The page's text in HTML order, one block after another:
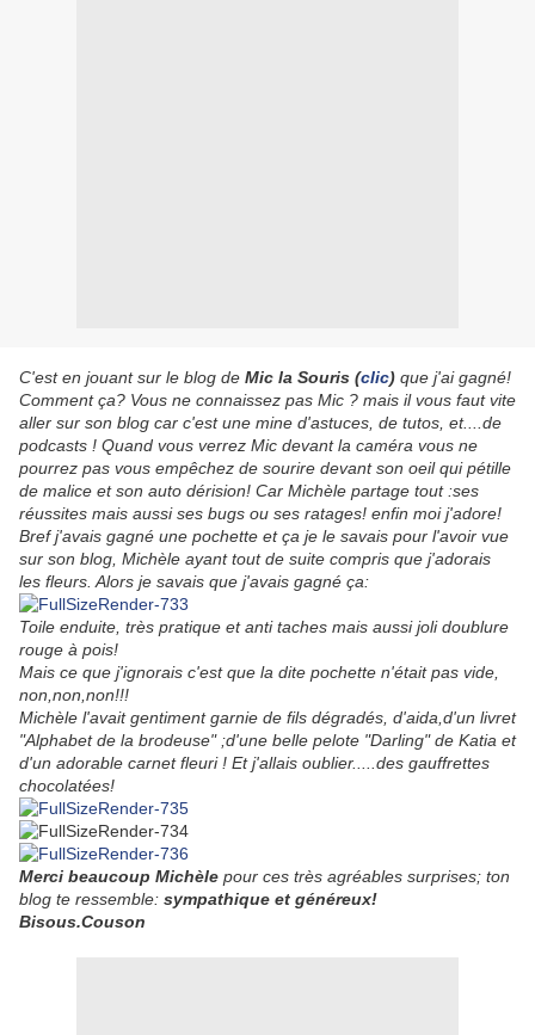
C'est en jouant sur le blog de Mic la Souris (clic) que j'ai gagné!
Comment ça? Vous ne connaissez pas Mic ? mais il vous faut vite
aller sur son blog car c'est une mine d'astuces, de tutos, et....de
podcasts ! Quand vous verrez Mic devant la caméra vous ne
pourrez pas vous empêchez de sourire devant son oeil qui pétille
de malice et son auto dérision! Car Michèle partage tout :ses
réussites mais aussi ses bugs ou ses ratages! enfin moi j'adore!
Bref j'avais gagné une pochette et ça je le savais pour l'avoir vue
sur son blog, Michèle ayant tout de suite compris que j'adorais
les fleurs. Alors je savais que j'avais gagné ça:
Toile enduite, très pratique et anti taches mais aussi joli doublure
rouge à pois!
Mais ce que j'ignorais c'est que la dite pochette n'était pas vide,
non,non,non!!!
Michèle l'avait gentiment garnie de fils dégradés, d'aida,d'un livret
"Alphabet de la brodeuse" ;d'une belle pelote "Darling" de Katia et
d'un adorable carnet fleuri ! Et j'allais oublier.....des gauffrettes
chocolatées!
Merci beaucoup Michèle pour ces très agréables surprises; ton
blog te ressemble: sympathique et généreux!
Bisous.Couson